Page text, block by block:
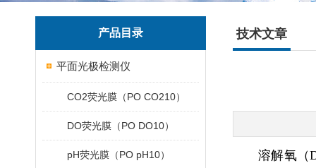
产品目录
平面光极检测仪
CO2荧光膜（PO CO210）
DO荧光膜（PO DO10）
pH荧光膜（PO pH10）
技术文章
溶解氧（